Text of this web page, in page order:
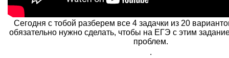
Сегодня с тобой разберем все 4 задачки из 20
обязательно нужно сделать, чтобы на ЕГЭ с этим
проблем.
.